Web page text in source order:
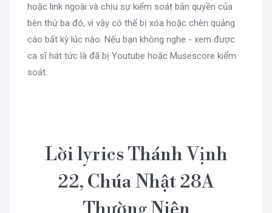
hoặc link ngoài và chịu sự kiểm soát bản quyền của
bên thứ ba đó, vì vậy có thể bị xóa hoặc chèn quảng
cáo bất kỳ lúc nào. Nếu bạn không nghe - xem được
ca sĩ hát tức là đã bị Youtube hoặc Musescore kiểm
soát.
Lời lyrics Thánh Vịnh
22, Chúa Nhật 28A